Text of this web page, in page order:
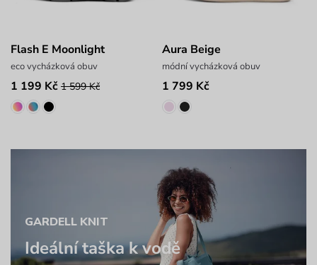
Flash E Moonlight
eco vycházková obuv
1 199 Kč 1 599 Kč
Aura Beige
módní vycházková obuv
1 799 Kč
GARDELL KNIT
Ideální taška k vodě